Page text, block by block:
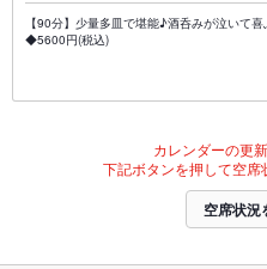
【90分】少量多皿で堪能♪酒呑みが泣いて
◆5600円(税込)
カレンダーの更
下記ボタンを押して空席
空席状況